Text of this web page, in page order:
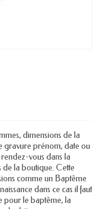
dimensions de la
gravure prénom, date ou
vous dans la
la boutique. Cette
comme un Baptême
dans ce cas il faut
pour le baptême, la